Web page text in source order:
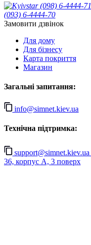
(098) 6-4444-71
(093) 6-4444-70
Замовити дзвінок
Для дому
Для бізнесу
Карта покриття
Магазин
Загальні запитання:
info@simnet.kiev.ua
Технічна підтримка:
support@simnet.kiev.ua
36, корпус А, 3 поверх